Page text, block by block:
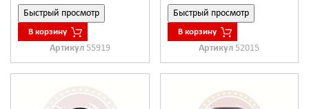
Быстрый просмотр
В корзину
Артикул 55919
Быстрый просмотр
В корзину
Артикул52015